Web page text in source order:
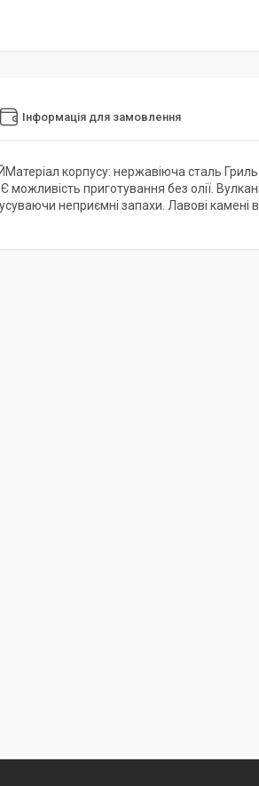
Інформація для замовлення
корпусу: нержавіюча сталь
приготування без олії.
неприємні запахи. Лавові